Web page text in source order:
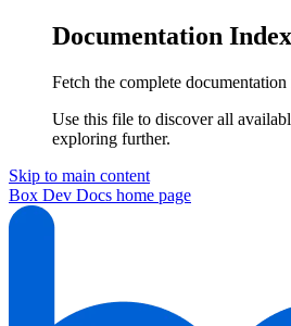
Documentation Index
Fetch the complete documentation
Use this file to discover all
exploring further.
Skip to main content
Box Dev Docs home page